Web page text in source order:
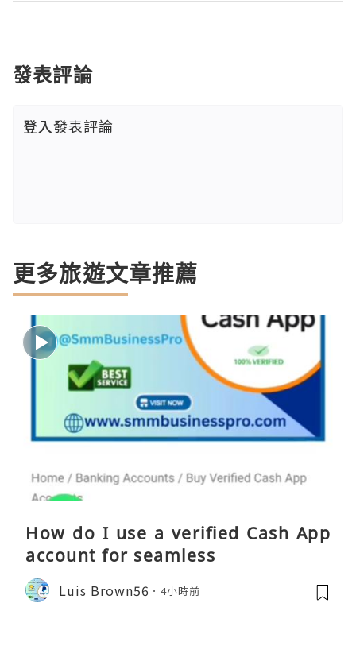
發表評論
登入發表評論
更多旅遊文章推薦
How do I use a verified Cash App
account for seamless
Luis Brown56 4小時前